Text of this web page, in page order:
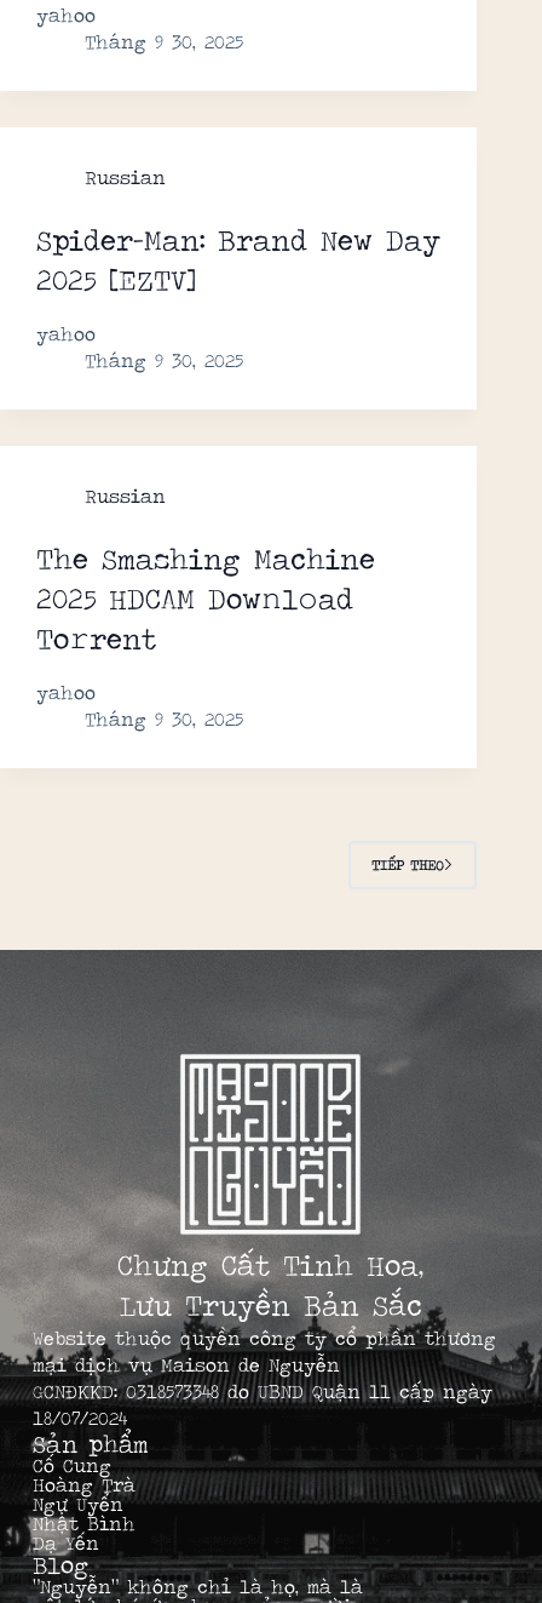
yahoo
Tháng 9 30, 2025
Russian
Spider-Man: Brand New Day
2025 [EZTV]
yahoo
Tháng 9 30, 2025
Russian
The Smashing Machine
2025 HDCAM Dow𝚗l𝚘ad
To𝚛rent
yahoo
Tháng 9 30, 2025
TIẾP THEO
Chưng Cất Tinh Hoa,
Lưu Truyền Bản Sắc
Website thuộc quyền công ty cổ phần thương
mại dịch vụ Maison de Nguyễn
GCNĐKKD: 0318573348 do UBND Quận 11 cấp ngày
18/07/2024
Sản phẩm
Cố Cung
Hoàng Trà
Ngự Uyển
Nhật Bình
Dạ Yến
Blog
“Nguyễn” không chỉ là họ, mà là